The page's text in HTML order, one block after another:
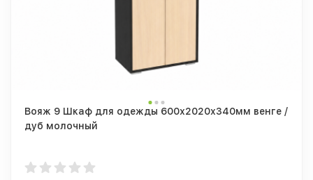
Вояж 9 Шкаф для одежды 600х2020х340мм венге /
дуб молочный